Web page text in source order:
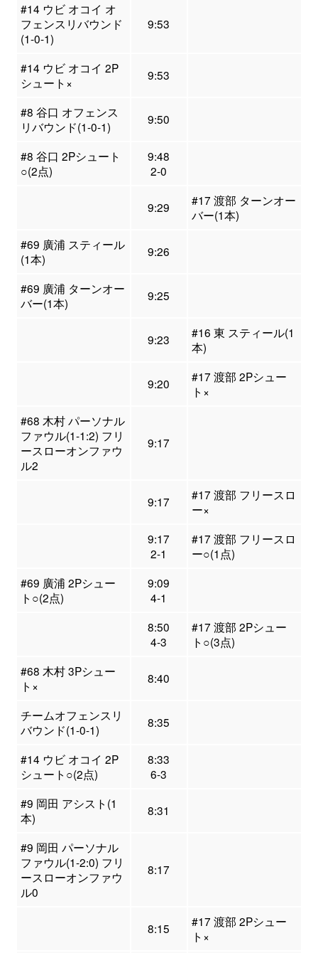
#14 ウビ オコイ オ
フェンスリバウンド
(1-0-1)
9:53
#14 ウビ オコイ 2P
シュート×
9:53
#8 谷口 オフェンス
リバウンド(1-0-1)
9:50
#8 谷口 2Pシュート
○(2点)
9:48
2-0
9:29
#17 渡部 ターンオー
バー(1本)
#69 廣浦 スティール
(1本)
9:26
#69 廣浦 ターンオー
バー(1本)
9:25
9:23
#16 東 スティール(1
本)
9:20
#17 渡部 2Pシュー
ト×
#68 木村 パーソナル
ファウル(1-1:2) フリ
ースローオンファウ
ル2
9:17
9:17
#17 渡部 フリースロ
ー×
9:17
2-1
#17 渡部 フリースロ
ー○(1点)
#69 廣浦 2Pシュー
ト○(2点)
9:09
4-1
8:50
4-3
#17 渡部 2Pシュー
ト○(3点)
#68 木村 3Pシュー
ト×
8:40
チームオフェンスリ
バウンド(1-0-1)
8:35
#14 ウビ オコイ 2P
シュート○(2点)
8:33
6-3
#9 岡田 アシスト(1
本)
8:31
#9 岡田 パーソナル
ファウル(1-2:0) フリ
ースローオンファウ
ル0
8:17
8:15
#17 渡部 2Pシュー
ト×